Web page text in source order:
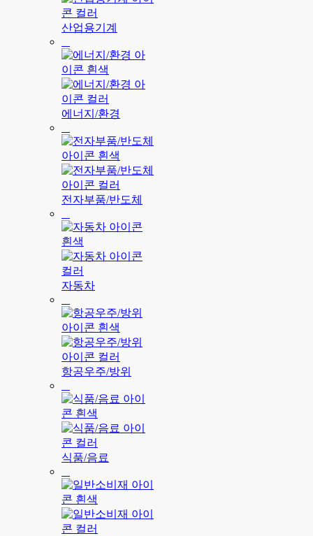
산업용기계
에너지/환경
전자부품/반도체
자동차
항공우주/방위
식품/음료